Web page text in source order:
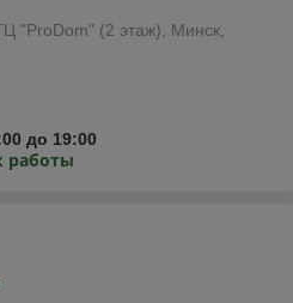
"ProDom" (2 этаж), Минск,
до 19:00
работы